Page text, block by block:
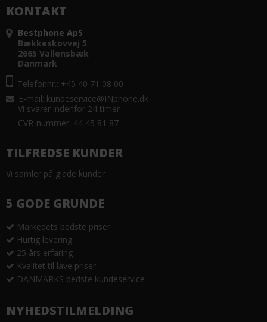
KONTAKT
Bestphone ApS
Bækkeskovvej 5
2665 Vallensbæk
Danmark
Telefonnr.: +45 40 71 08 00
E-mail: kundeservice@INphone.dk
Vi svarer indenfor 24 timer
CVR-nummer: 44 45 81 87
TILFREDSE KUNDER
Vi samler på glade kunder
5 GODE GRUNDE
Markedets bedste priser
Hurtig levering
25 års erfaring
Kvalitet til lave priser
DANMARKS bedste kundeservice
NYHEDSTILMELDING